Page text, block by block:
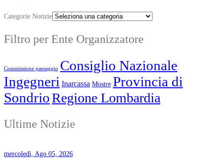
Categorie Notizie
Filtro per Ente Organizzatore
Commissione paesaggio Consiglio Nazionale
Ingegneri Inarcassa Mostre Provincia di
SondrioRegione Lombardia
Ultime Notizie
mercoledì, Ago 05, 2026